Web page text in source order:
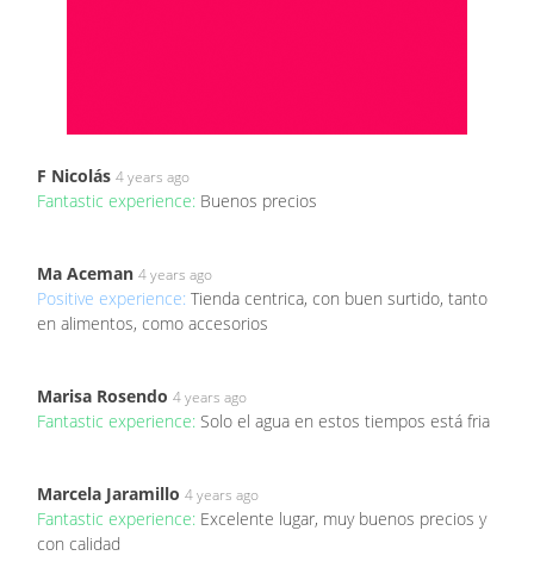
F Nicolás 4 years ago
Fantastic experience: Buenos precios
Ma Aceman 4 years ago
Positive experience: Tienda centrica, con buen surtido, tanto
en alimentos, como accesorios
Marisa Rosendo 4 years ago
Fantastic experience: Solo el agua en estos tiempos está fria
Marcela Jaramillo 4 years ago
Fantastic experience: Excelente lugar, muy buenos precios y
con calidad